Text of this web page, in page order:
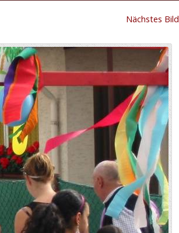
Nächstes Bild